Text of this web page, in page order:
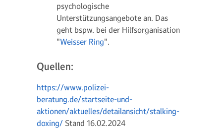
psychologische
Unterstützungsangebote an. Das
geht bspw. bei der Hilfsorganisation
"Weisser Ring".
Quellen:
https://www.polizei-
beratung.de/startseite-und-
aktionen/aktuelles/detailansicht/stalking-
doxing/ Stand 16.02.2024